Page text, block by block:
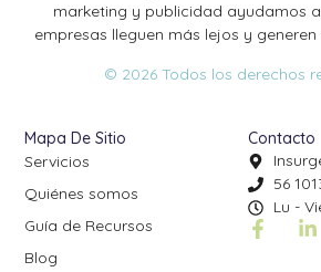
marketing y publicidad ayudamos
empresas lleguen más lejos y
© 2026 Todos los derechos
Mapa De Sitio
Servicios
Quiénes somos
Guía de Recursos
Blog
Contacto
56
Lu -